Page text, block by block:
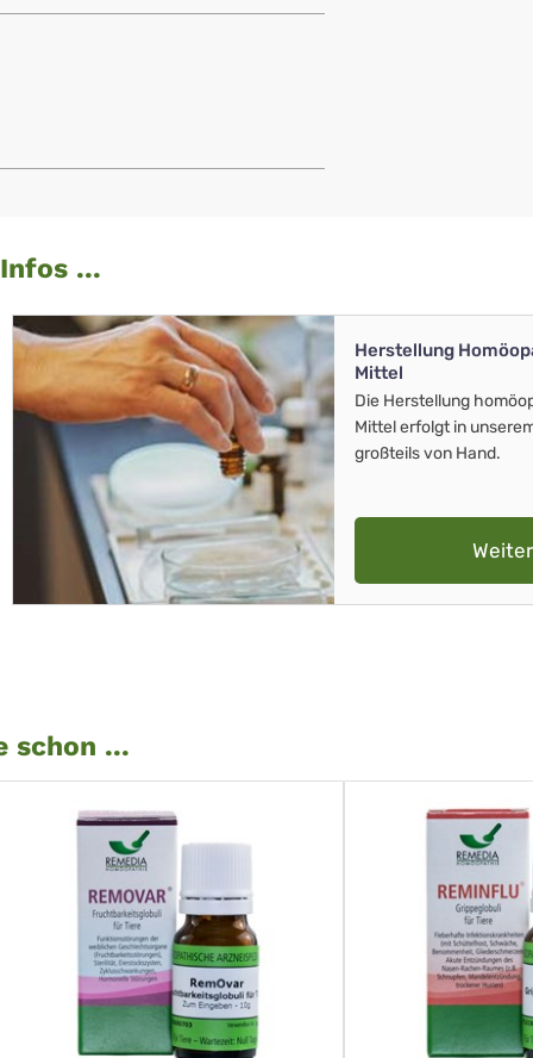
...
Herstellung
Mittel
Die Herstellung
Mittel erfolgt in
großteils von Hand.
Weiter
schon ...